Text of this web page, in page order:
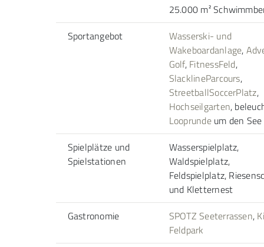
25.000 m²
Sportangebot
Wasserski- und
Wakeboardanlage,
Golf, FitnessFeld,
SlacklineParcours,
StreetballSoccerPlatz,
Hochseilgarten,
Looprundeum den See
Spielplätze und
Spielstationen
Wasserspielplatz,
Waldspielplatz,
Feldspielplatz,
und Kletternest
Gastronomie
SPOTZ Seeterrassen,
Feldpark